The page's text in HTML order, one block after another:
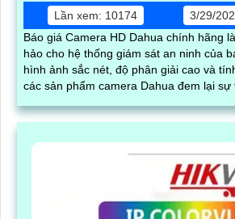
Lần xem: 10174
3/29/
Báo giá Camera HD Dahua chính hãng
hảo cho hệ thống giám sát an ninh của bạn. Với chất
hình ảnh sắc nét, độ phân giải cao và
các sản phẩm camera Dahua đem lại sự